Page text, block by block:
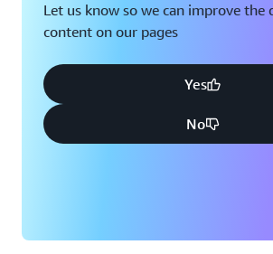
Let us know so we can improve
content on our pages
Yes
No